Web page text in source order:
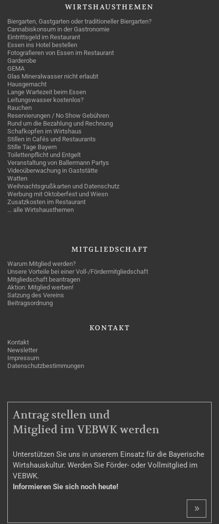
WIRTSHAUSTHEMEN
Biergarten, Gastgarten oder traditioneller Biergarten?
Cannabiskonsum in der Gastronomie
Eintrittsgeld im Restaurant
Essen ins Hotel bestellen
Fotografieren von Essen im Restaurant
Garderobe
GEMA
Glas Mineralwasser nicht erlaubt
Hausgemacht
Lange Wartezeit beim Essen
Leitungswasser kostenlos?
Rauchen
Reservierungen / No Show Gebühren
Rund um die Bezahlung und Rechnung
Schafkopfen im Wirtshaus
Stillen in Cafés und Restaurants
Stille Tage Bayern
Toilettenpflicht und Entgelt
Veranstaltung von Ballermann Partys
Videoüberwachung in Gaststätte
Watten
Weihnachtsgrußkarten und Datenschutz
Werbung mit Oktoberfest und Wiesn
Zusatzkosten im Restaurant
… alle Wirtshausthemen
MITGLIEDSCHAFT
Warum Mitglied werden?
Unsere Vorteile bei einer Voll-/Fördermitgliedschaft
Mitgliedschaft beantragen
Aktion: Mitglied werben!
Satzung des Vereins
Beitragsordnung
KONTAKT
Kontakt
Newsletter
Impressum
Datenschutzbestimmungen
MITGLIEDSCHAFT
Antrag stellen und
Mitglied im VEBWK werden
Unterstützen Sie uns in unserem Einsatz für die Bayerische
Wirtshauskultur. Werden Sie Förder- oder Vollmitglied im
VEBWK.
Informieren Sie sich noch heute!
»